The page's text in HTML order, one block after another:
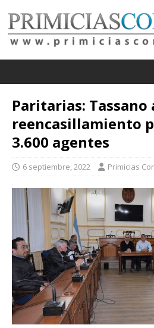
Paritarias: Tassano
reencasillamiento
3.600 agentes
6 septiembre, 2022 Primicias